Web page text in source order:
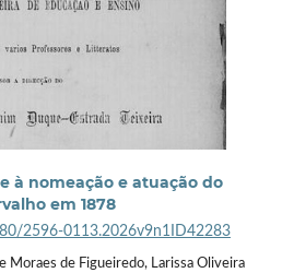
à nomeação e atuação do
em 1878
2596-0113.2026v9n1ID42283
Moraes de Figueiredo, Larissa Oliveira